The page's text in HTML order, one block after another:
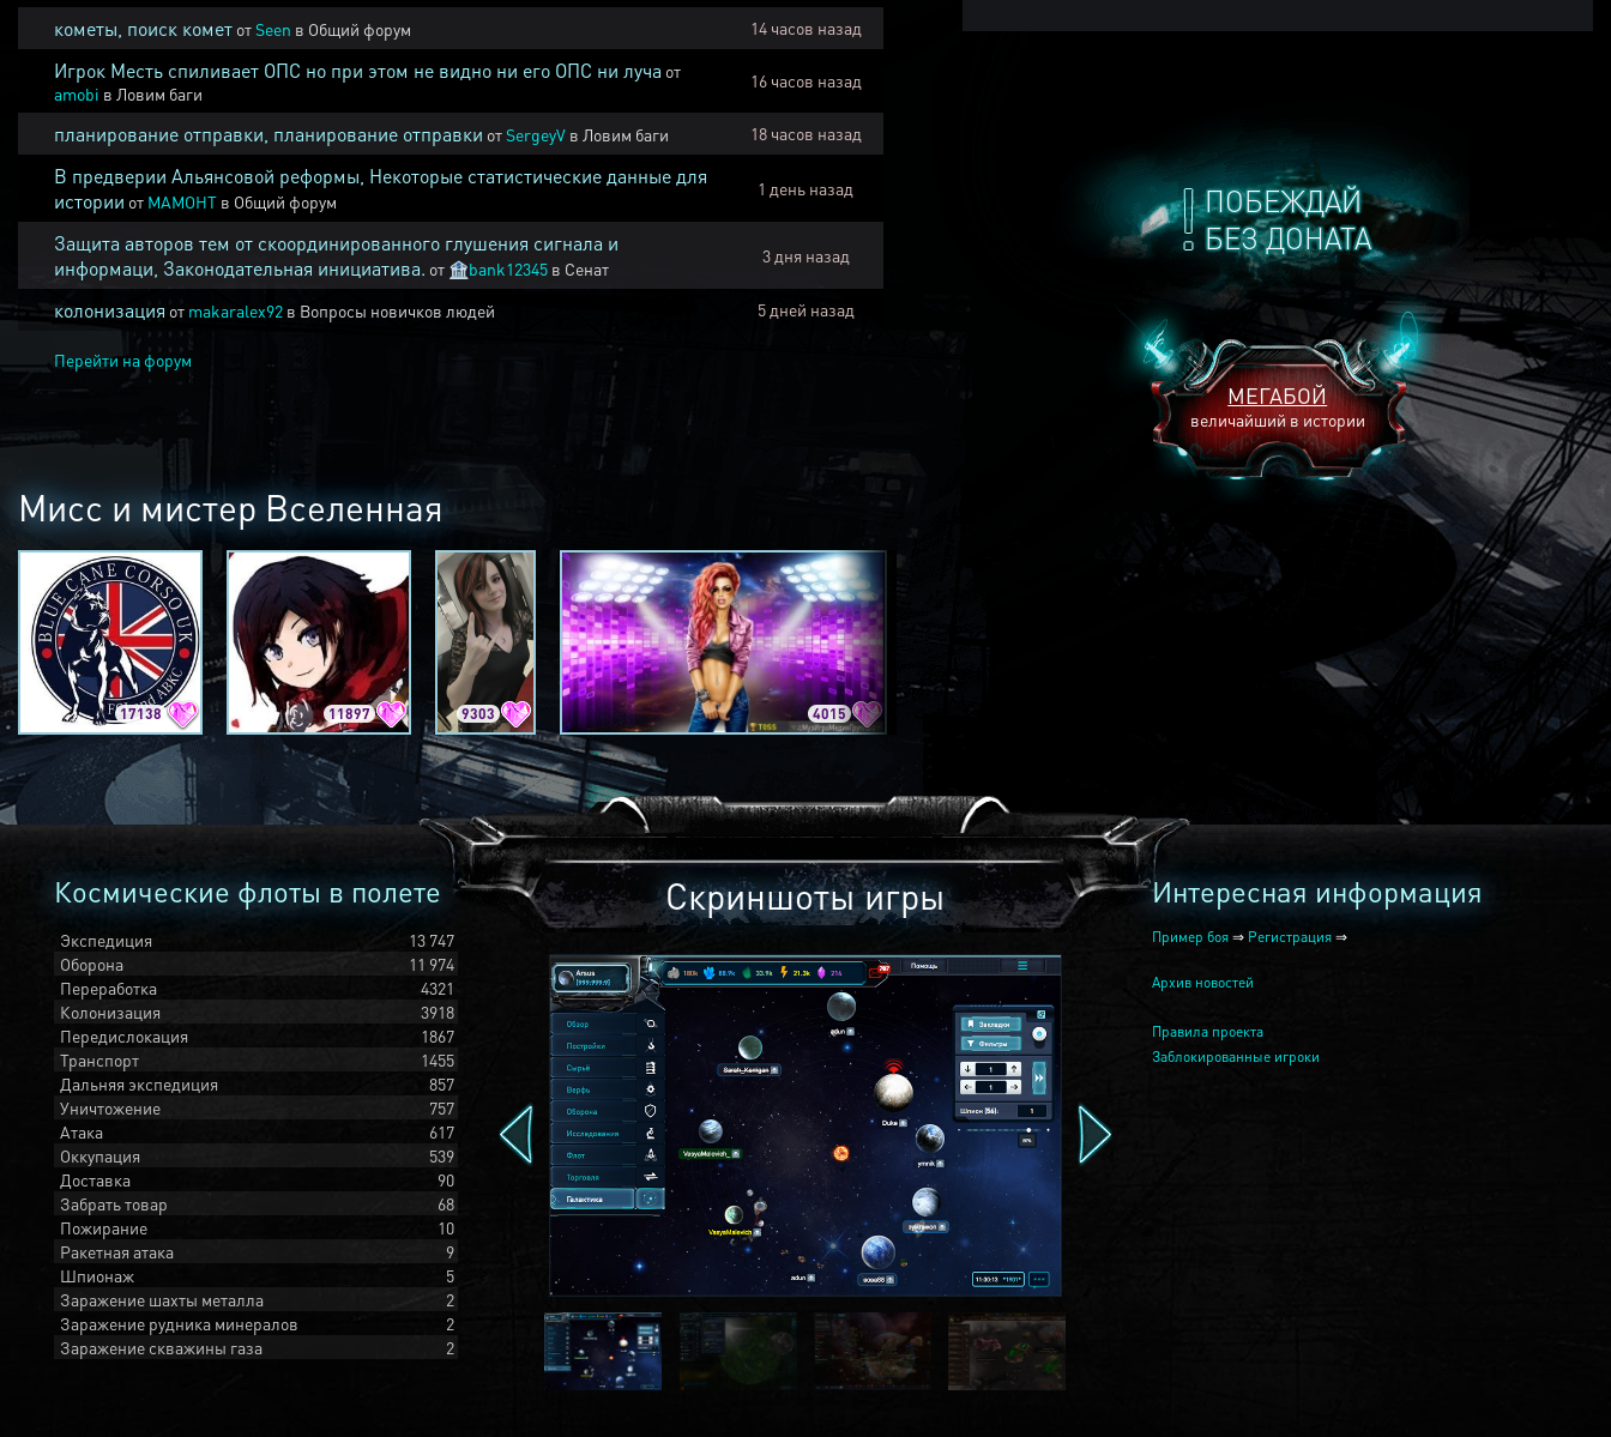
ПОБЕЖДАЙ
БЕЗ ДОНАТА
МЕГАБОЙ
величайший в истории
кометы, поиск комет отSeen в Общий форум 14 часов назад
Игрок Месть спиливает ОПС но при этом не видно ни его ОПС ни луча от
amobi в Ловим баги
16 часов назад
планирование отправки, планирование отправки отSergeyV в Ловим баги 18 часов назад
В предверии Альянсовой реформы, Некоторые статистические данные для
истории от MAMOHT в Общий форум
1 день назад
Защита авторов тем от скоординированного глушения сигнала и
информаци, Законодательная инициатива. от 🏦bank12345 в Сенат
3 дня назад
колонизация от makaralex92 в Вопросы новичков людей 5 дней назад
Перейти на форум
Мисс и мистер Вселенная
17138 11897 9303 4015 2240
Космические флоты в полете
Экспедиция
13 747
Оборона
11 974
Переработка
4321
Колонизация
3918
Передислокация
1867
Транспорт
1455
Дальняя экспедиция
857
Уничтожение
757
Атака
617
Оккупация
539
Доставка
90
Забрать товар
68
Пожирание
10
Ракетная атака
9
Шпионаж
5
Заражение шахты металла
2
Заражение рудника минералов
2
Заражение скважины газа
2
Скриншоты игры Интересная информация
Пример боя ⇒ Регистрация ⇒
Архив новостей
Правила проекта
Заблокированные игроки